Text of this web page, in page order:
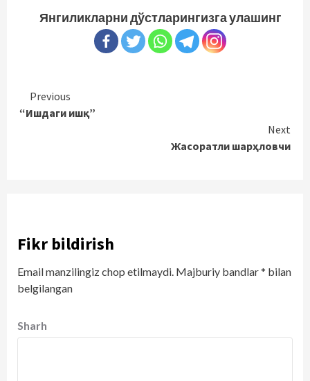
Янгиликларни дўстларингизга улашинг
Continue
Reading
Previous
“Ишдаги ишқ”
Next
Жасоратли шарҳловчи
Fikr bildirish
Email manzilingiz chop etilmaydi. Majburiy bandlar* bilan
belgilangan
Sharh